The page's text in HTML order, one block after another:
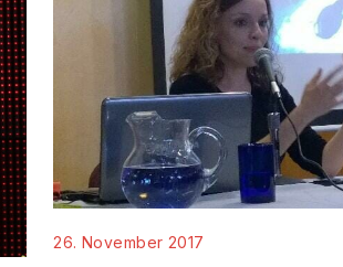
26. November 2017